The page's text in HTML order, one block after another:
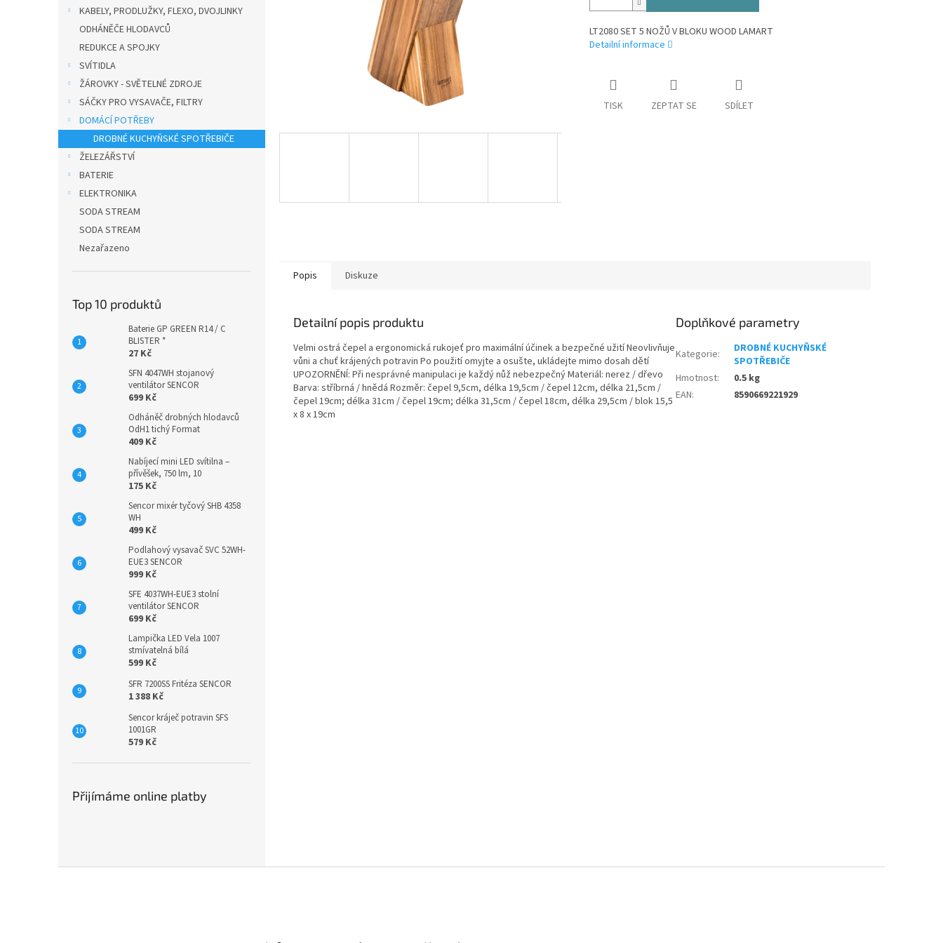
KABELY, PRODLUŽKY, FLEXO, DVOJLINKY
ODHÁNĚČE HLODAVCŮ
REDUKCE A SPOJKY
SVÍTIDLA
ŽÁROVKY - SVĚTELNÉ ZDROJE
SÁČKY PRO VYSAVAČE, FILTRY
DOMÁCÍ POTŘEBY
DROBNÉ KUCHYŇSKÉ SPOTŘEBIČE
ŽELEZÁŘSTVÍ
BATERIE
ELEKTRONIKA
SODA STREAM
SODA STREAM
Nezařazeno
Top 10 produktů
Baterie GP GREEN R14 / C
BLISTER *
27 Kč
SFN 4047WH stojanový
ventilátor SENCOR
699 Kč
Odháněč drobných hlodavců
OdH1 tichý Format
409 Kč
Nabíjecí mini LED svítilna –
přívěšek, 750 lm, 10
175 Kč
Sencor mixér tyčový SHB 4358
WH
499 Kč
Podlahový vysavač SVC 52WH-
EUE3 SENCOR
999 Kč
SFE 4037WH-EUE3 stolní
ventilátor SENCOR
699 Kč
Lampička LED Vela 1007
stmívatelná bílá
599 Kč
SFR 7200SS Fritéza SENCOR
1 388 Kč
Sencor kráječ potravin SFS
1001GR
579 Kč
Přijímáme online platby
LT2080 SET 5 NOŽŮ V BLOKU WOOD LAMART
Detailní informace
TISK ZEPTAT SE SDÍLET
Popis Diskuze
Detailní popis produktu
Velmi ostrá čepel a ergonomická rukojeť pro maximální účinek a bezpečné užití Neovlivňuje
vůni a chuť krájených potravin Po použití omyjte a osušte, ukládejte mimo dosah dětí
UPOZORNĚNÍ: Při nesprávné manipulaci je každý nůž nebezpečný Materiál: nerez / dřevo
Barva: stříbrná / hnědá Rozměr: čepel 9,5cm, délka 19,5cm / čepel 12cm, délka 21,5cm /
čepel 19cm; délka 31cm / čepel 19cm; délka 31,5cm / čepel 18cm, délka 29,5cm / blok 15,5
x 8 x 19cm
Doplňkové parametry
Kategorie:
DROBNÉ KUCHYŇSKÉ
SPOTŘEBIČE
Hmotnost:
0.5 kg
EAN: 8590669221929